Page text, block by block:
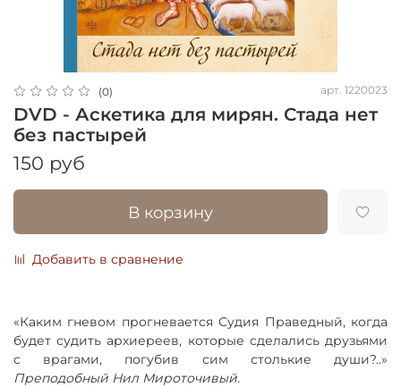
(0) арт. 1220023
DVD - Аскетика для мирян. Стада нет
без пастырей
150 руб
В корзину
Добавить в сравнение
«Каким гневом прогневается Судия Праведный, когда
будет судить архиереев, которые сделались друзьями
с врагами, погубив сим столькие души?..»
Преподобный Нил Мироточивый.